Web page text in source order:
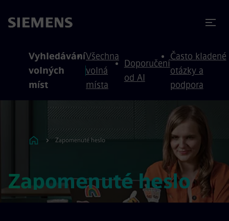
Vyhledávání
volných
míst
Všechna
volná
místa
Doporučení
od AI
Často kladené
otázky a
podpora
Zapomenuté heslo
Zapomenuté heslo